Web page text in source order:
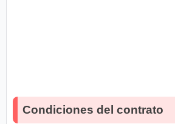
Condiciones del contrato